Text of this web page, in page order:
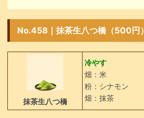
No.458｜抹茶生八つ橋（500円）
抹茶生八つ橋
冷やす
畑：米
粉：シナモン
畑：抹茶